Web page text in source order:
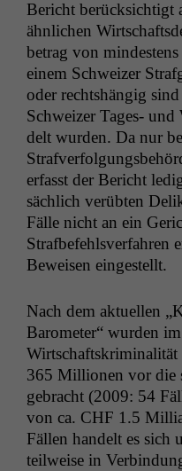
Bericht berück­sichtigt
ähn­lichen
be­trag von min­destens
einem Schweiz­er
oder recht­shängig
Schweiz­er Tages-
delt wur­den. Da nur
erfasst der Bericht
säch­lich verübten
Fälle nicht an ein
Straf­be­fehlsver­fahren
Beweisen eingestellt.
Nach dem aktuellen „
Barom­e­ter“ wur­den
365 Mil­lio­nen vor die
gebracht (2009: 54
von ca. CHF 1.5
Fällen han­delt es sich
teil­weise in